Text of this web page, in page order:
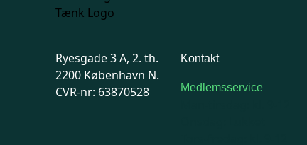
Ryesgade 3 A, 2. th.
2200 København N.
CVR-nr: 63870528
Kontakt
Medlemsservice